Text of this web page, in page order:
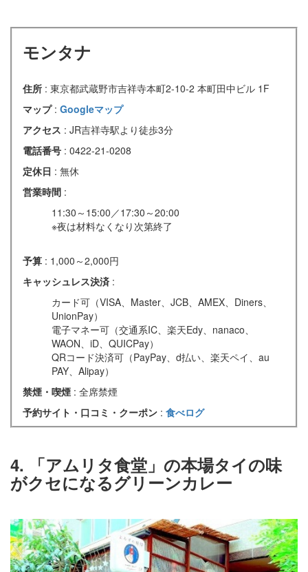
モンタナ
住所 : 東京都武蔵野市吉祥寺本町2-10-2 本町田中ビル 1F
マップ : Googleマップ
アクセス : JR吉祥寺駅より徒歩3分
電話番号 : 0422-21-0208
定休日 : 無休
営業時間 :
11:30～15:00／17:30～20:00
※夜は材料なくなり次第終了
予算 : 1,000～2,000円
キャッシュレス決済 :
カード可（VISA、Master、JCB、AMEX、Diners、
UnionPay）
電子マネー可（交通系IC、楽天Edy、nanaco、
WAON、iD、QUICPay）
QRコード決済可（PayPay、d払い、楽天ペイ、au
PAY、Alipay）
禁煙・喫煙 : 全席禁煙
予約サイト・口コミ・クーポン : 食べログ
4. 「アムリタ食堂」の本場タイの味
がクセになるグリーンカレー